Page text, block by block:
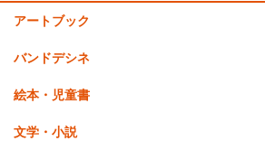
アートブック
バンドデシネ
絵本・児童書
文学・小説